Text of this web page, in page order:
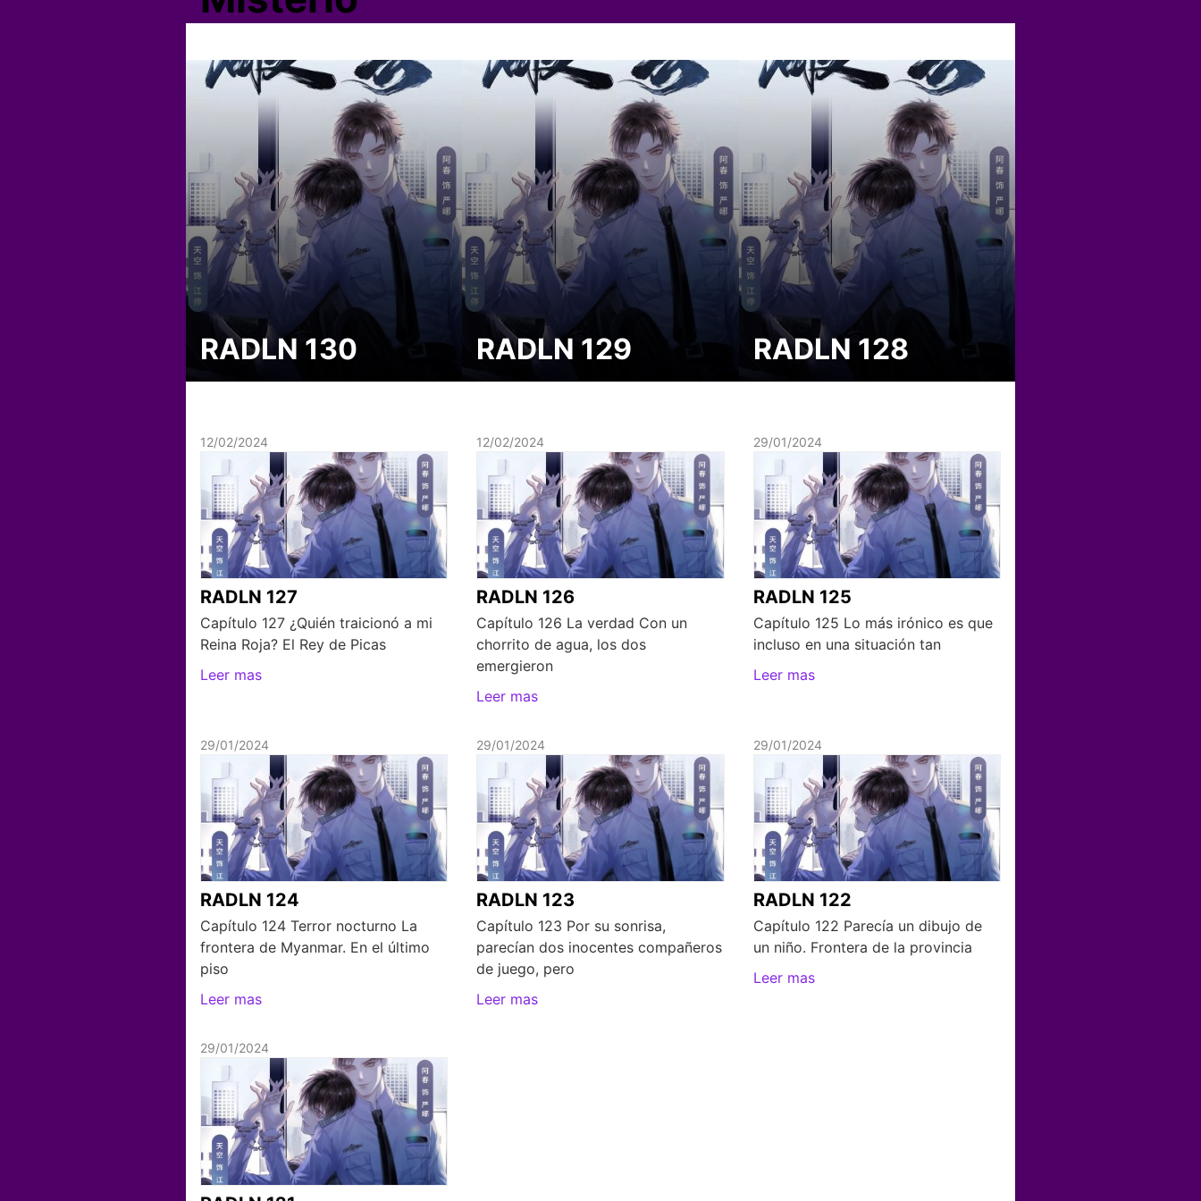
RADLN 130 RADLN 129 RADLN 128
12/02/2024
RADLN 127
Capítulo 127 ¿Quién traicionó a mi
Reina Roja? El Rey de Picas
Leer mas
12/02/2024
RADLN 126
Capítulo 126 La verdad Con un
chorrito de agua, los dos
emergieron
Leer mas
29/01/2024
RADLN 125
Capítulo 125 Lo más irónico es que
incluso en una situación tan
Leer mas
29/01/2024
RADLN 124
Capítulo 124 Terror nocturno La
frontera de Myanmar. En el último
piso
Leer mas
29/01/2024
RADLN 123
Capítulo 123 Por su sonrisa,
parecían dos inocentes compañeros
de juego, pero
Leer mas
29/01/2024
RADLN 122
Capítulo 122 Parecía un dibujo de
un niño. Frontera de la provincia
Leer mas
29/01/2024